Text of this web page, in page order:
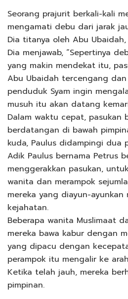
Seorang prajurit berkali-kali
mengamati debu dari jarak
Dia titanya oleh Abu Ubaidah,
Dia menjawab, “Sepertinya
yang makin mendekat itu,
Abu Ubaidah tercengang dan
penduduk Syam ingin
musuh itu akan datang
Dalam waktu cepat, pasukan
berdatangan di bawah
kuda, Paulus didampingi dua
Adik Paulus bernama Petrus
menggerakkan pasukan,
wanita dan merampok
mereka yang diayun-ayunkan
kejahatan.
Beberapa wanita Muslimaat
mereka bawa kabur dengan
yang dipacu dengan
perampok itu mengalir ke
Ketika telah jauh, mereka
pimpinan.